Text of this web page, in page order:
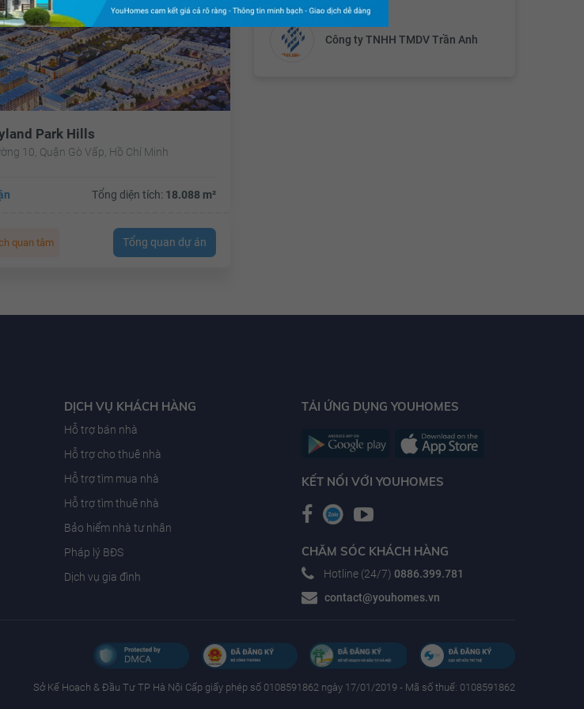
Park Hills
10, Quận Gò Vấp, Hồ Chí Minh
Tổng diện tích: 18.088 m²
quan tâm Tổng quan dự án
Công ty TNHH TMDV Trần Anh
DỊCH VỤ KHÁCH HÀNG
Hỗ trợ bán nhà
Hỗ trợ cho thuê nhà
Hỗ trợ tìm mua nhà
Hỗ trợ tìm thuê nhà
Bảo hiểm nhà tư nhân
Pháp lý BĐS
Dịch vụ gia đình
TẢI ỨNG DỤNG YOUHOMES
KẾT NỐI VỚI YOUHOMES
CHĂM SÓC KHÁCH HÀNG
Hotline (24/7) 0886.399.781
contact@youhomes.vn
Sở Kế Hoạch & Ðầu Tư TP Hà Nội Cấp giấy phép số 0108591862 ngày 17/01/2019 - Mã số thuế: 0108591862